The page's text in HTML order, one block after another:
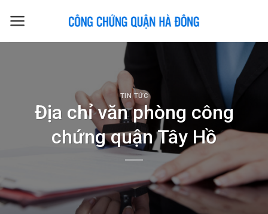
TIN TỨC
Địa chỉ văn phòng công
chứng quận Tây Hồ